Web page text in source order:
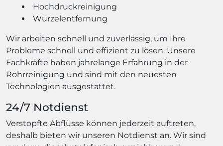
Hochdruckreinigung
Wurzelentfernung
Wir arbeiten schnell und zuverlässig, um Ihre
Probleme schnell und effizient zu lösen. Unsere
Fachkräfte haben jahrelange Erfahrung in der
Rohrreinigung und sind mit den neuesten
Technologien ausgestattet.
24/7 Notdienst
Verstopfte Abflüsse können jederzeit auftreten,
deshalb bieten wir unseren Notdienst an. Wir sind